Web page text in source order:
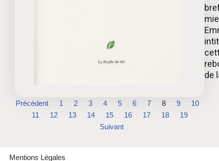
de
Précédent 1 2 3 4 5 6 7 8 9
10
11
12 13 14 15 16 17 18
19
Suivant
Mentions Légales